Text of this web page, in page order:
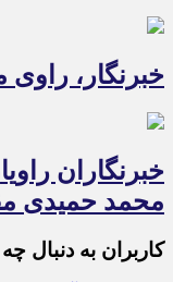
خبرنگار، راوی
خبرنگاران
محمد حمیدی
کاربران به دنبال